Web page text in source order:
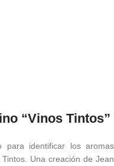
“Vinos Tintos”
para identificar los aromas
Una creación de Jean